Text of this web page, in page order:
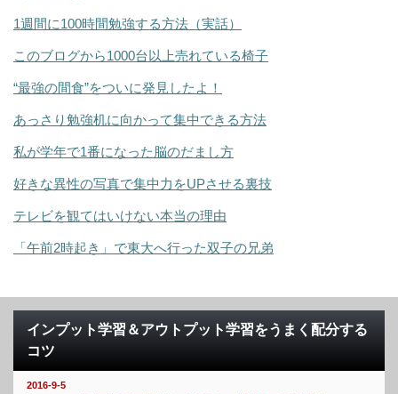
1週間に100時間勉強する方法（実話）
このブログから1000台以上売れている椅子
“最強の間食”をついに発見したよ！
あっさり勉強机に向かって集中できる方法
私が学年で1番になった脳のだまし方
好きな異性の写真で集中力をUPさせる裏技
テレビを観てはいけない本当の理由
「午前2時起き」で東大へ行った双子の兄弟
インプット学習＆アウトプット学習をうまく配分する
コツ
2016-9-5